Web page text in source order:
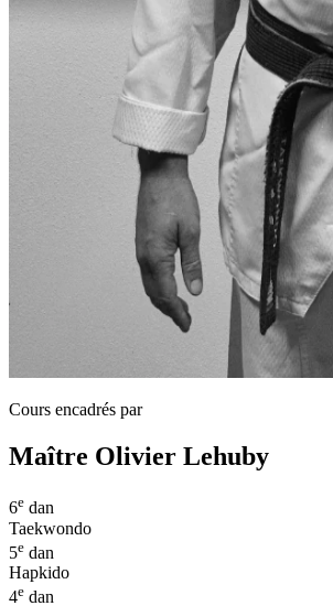
Cours encadrés par
Maître Olivier Lehuby
6e dan
Taekwondo
5e dan
Hapkido
4e dan